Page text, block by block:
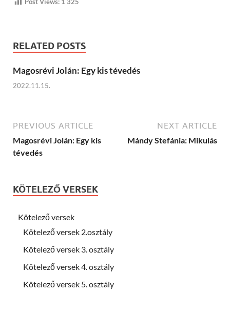
Post Views: 1 325
RELATED POSTS
Magosrévi Jolán: Egy kis tévedés
2022.11.15.
PREVIOUS ARTICLE
Magosrévi Jolán: Egy kis
tévedés
NEXT ARTICLE
Mándy Stefánia: Mikulás
KÖTELEZŐ VERSEK
Kötelező versek
Kötelező versek 2.osztály
Kötelező versek 3. osztály
Kötelező versek 4. osztály
Kötelező versek 5. osztály